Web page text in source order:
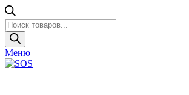
Поиск
товаров
Меню